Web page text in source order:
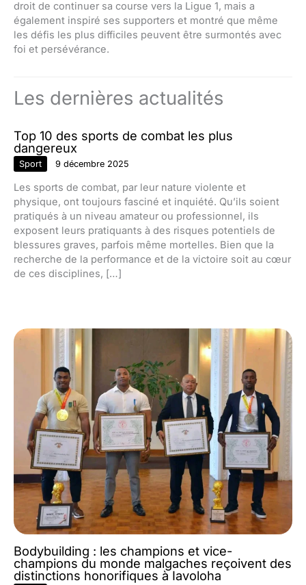
droit de continuer sa course vers la Ligue 1, mais a
également inspiré ses supporters et montré que même
les défis les plus difficiles peuvent être surmontés avec
foi et persévérance.
Les dernières actualités
Top 10 des sports de combat les plus
dangereux
Sport 9 décembre 2025
Les sports de combat, par leur nature violente et
physique, ont toujours fasciné et inquiété. Qu’ils soient
pratiqués à un niveau amateur ou professionnel, ils
exposent leurs pratiquants à des risques potentiels de
blessures graves, parfois même mortelles. Bien que la
recherche de la performance et de la victoire soit au cœur
de ces disciplines, […]
Bodybuilding : les champions et vice-
champions du monde malgaches reçoivent des
distinctions honorifiques à Iavoloha